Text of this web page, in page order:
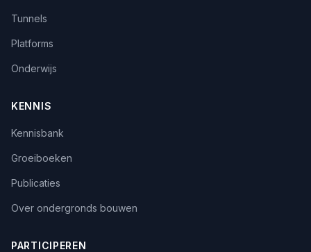
Tunnels
Platforms
Onderwijs
KENNIS
Kennisbank
Groeiboeken
Publicaties
Over ondergronds bouwen
PARTICIPEREN